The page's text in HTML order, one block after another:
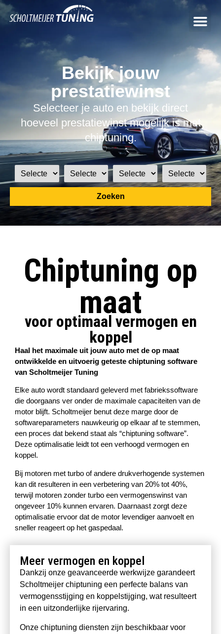
Bekijk jouw
prestatiewinst
Selecteer je auto en bekijk direct
hoeveel prestatiewinst mogelijk is met
chiptuning.
Zoeken
Chiptuning op
maat
voor optimaal vermogen en
koppel
Haal het maximale uit jouw auto met de op maat
ontwikkelde en uitvoerig geteste chiptuning software
van Scholtmeijer Tuning
Elke auto wordt standaard geleverd met fabriekssoftware
die doorgaans ver onder de maximale capaciteiten van de
motor blijft. Scholtmeijer benut deze marge door de
softwareparameters nauwkeurig op elkaar af te stemmen,
een proces dat bekend staat als “chiptuning software”.
Deze optimalisatie leidt tot een verhoogd vermogen en
koppel.
Bij motoren met turbo of andere drukverhogende systemen
kan dit resulteren in een verbetering van 20% tot 40%,
terwijl motoren zonder turbo een vermogenswinst van
ongeveer 10% kunnen ervaren. Daarnaast zorgt deze
optimalisatie ervoor dat de motor levendiger aanvoelt en
sneller reageert op het gaspedaal.
Meer vermogen en koppel
Dankzij onze geavanceerde werkwijze garandeert
Scholtmeijer chiptuning een perfecte balans van
vermogensstijging en koppelstijging, wat resulteert
in een uitzonderlijke rijervaring.
Onze chiptuning diensten zijn beschikbaar voor